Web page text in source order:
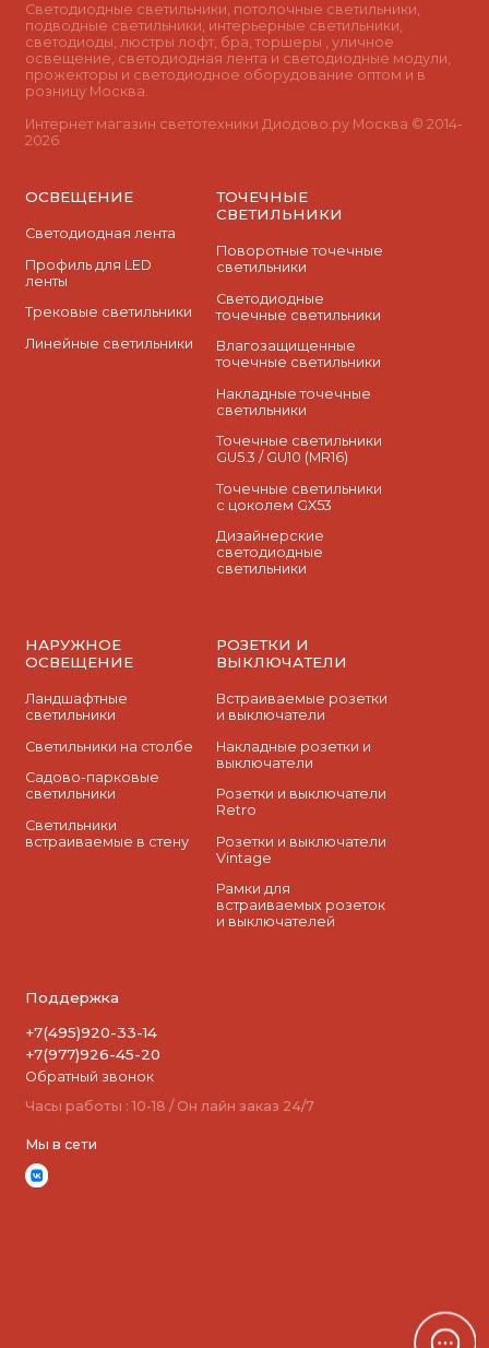
Светодиодные светильники, потолочные светильники,
подводные светильники, интерьерные светильники,
светодиоды, люстры лофт, бра, торшеры , уличное
освещение, светодиодная лента и светодиодные модули,
прожекторы и светодиодное оборудование оптом и в
розницу Москва.
Интернет магазин светотехники Диодово.ру Москва © 2014-
2026
ОСВЕЩЕНИЕ
Светодиодная лента
Профиль для LED
ленты
Трековые светильники
Линейные светильники
ТОЧЕЧНЫЕ
СВЕТИЛЬНИКИ
Поворотные точечные
светильники
Cветодиодные
точечные светильники
Влагозащищенные
точечные светильники
Накладные точечные
светильники
Точечные светильники
GU5.3 / GU10 (MR16)
Точечные светильники
с цоколем GX53
Дизайнерские
светодиодные
светильники
НАРУЖНОЕ
ОСВЕЩЕНИЕ
Ландшафтные
светильники
Светильники на столбе
Садово-парковые
светильники
Светильники
встраиваемые в стену
РОЗЕТКИ И
ВЫКЛЮЧАТЕЛИ
Встраиваемые розетки
и выключатели
Накладные розетки и
выключатели
Розетки и выключатели
Retro
Розетки и выключатели
Vintage
Рамки для
встраиваемых розеток
и выключателей
Поддержка
+7(495)920-33-14
+7(977)926-45-20
Обратный звонок
Часы работы : 10-18 / Он лайн заказ 24/7
Мы в сети